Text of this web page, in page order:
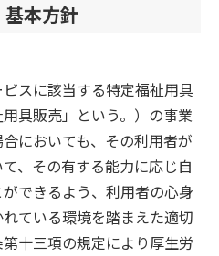
本方針
スに該当する特定福祉用具
具販売」という。）の事業
においても、その利用者が
、その有する能力に応じ自
できるよう、利用者の心身
ている環境を踏まえた適切
十三項の規定により厚生労